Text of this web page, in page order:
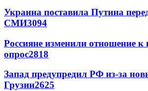
Украина поставила Путина
СМИ3094
Россияне изменили отношение к
опрос2818
Запад предупредил РФ из-за
Грузии2625